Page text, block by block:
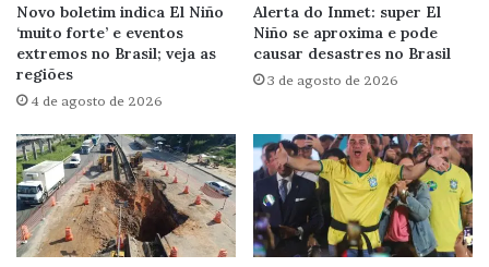
Novo boletim indica El Niño
‘muito forte’ e eventos
extremos no Brasil; veja as
regiões
4 de agosto de 2026
Alerta do Inmet: super El
Niño se aproxima e pode
causar desastres no Brasil
3 de agosto de 2026